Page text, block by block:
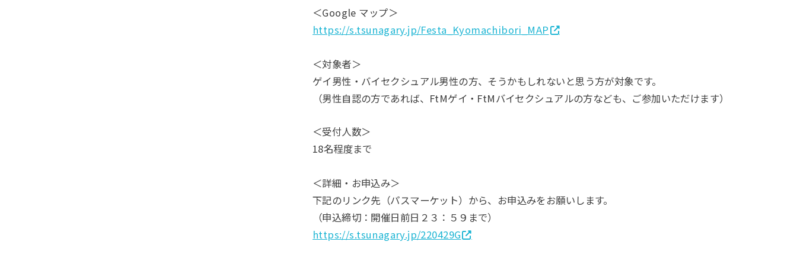
＜Google マップ＞
https://s.tsunagary.jp/Festa_Kyomachibori_MAP
＜対象者＞
ゲイ男性・バイセクシュアル男性の方、そうかもしれないと思う方が対象です。
（男性自認の方であれば、FtMゲイ・FtMバイセクシュアルの方なども、ご参加いただけます）
＜受付人数＞
18名程度まで
＜詳細・お申込み＞
下記のリンク先（パスマーケット）から、お申込みをお願いします。
（申込締切：開催日前日２３：５９まで）
https://s.tsunagary.jp/220429G